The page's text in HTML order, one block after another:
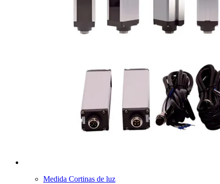
Medida Cortinas de luz